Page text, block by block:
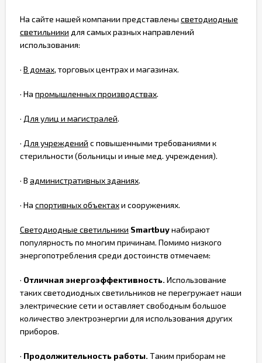
На сайте нашей компании представлены светодиодные
светильники для самых разных направлений
использования:
· В домах, торговых центрах и магазинах.
· На промышленных производствах.
· Для улиц и магистралей.
· Для учреждений с повышенными требованиями к
стерильности (больницы и иные мед. учреждения).
· В административных зданиях.
· На спортивных объектахи сооружениях.
Светодиодные светильники Smartbuyнабирают
популярность по многим причинам. Помимо низкого
энергопотребления среди достоинств отмечаем:
· Отличная энергоэффективность. Использование
таких светодиодных светильников не перегружает наши
электрические сети и оставляет свободным большое
количество электроэнергии для использования других
приборов.
· Продолжительность работы. Таким приборам не